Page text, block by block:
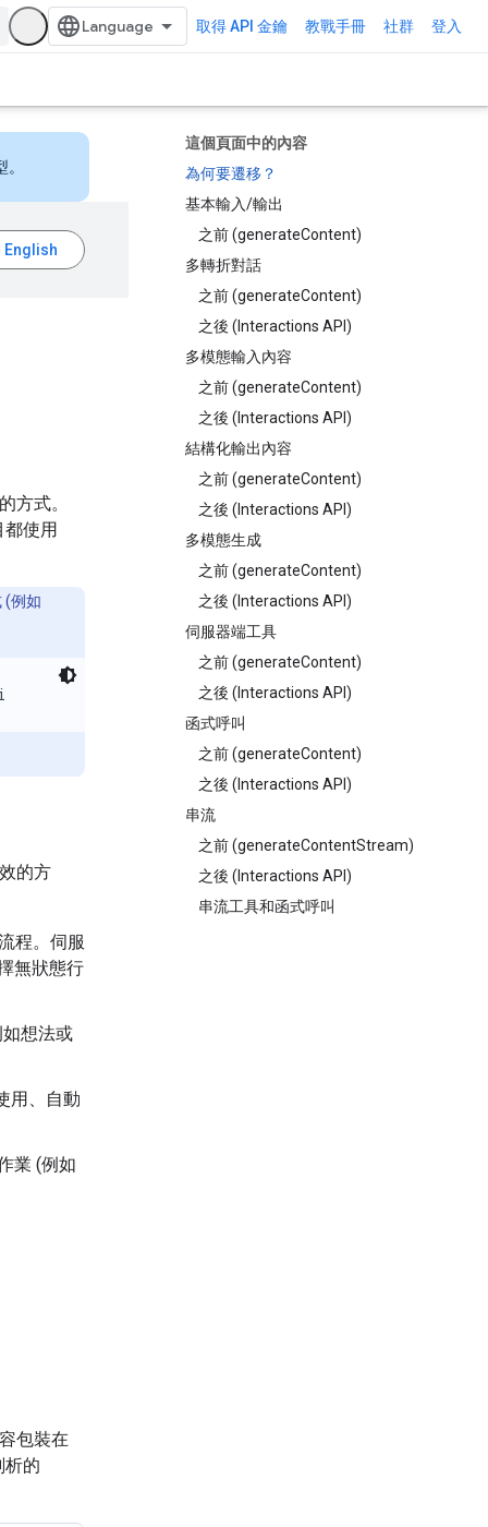
取得 API 金鑰 教戰手冊 社群 登入
這個頁面中的內容
為何要遷移？
基本輸入/輸出
之前 (generateContent)
多轉折對話
之前 (generateContent)
之後 (Interactions API)
多模態輸入內容
之前 (generateContent)
之後 (Interactions API)
結構化輸出內容
之前 (generateContent)
之後 (Interactions API)
多模態生成
之前 (generateContent)
之後 (Interactions API)
伺服器端工具
之前 (generateContent)
之後 (Interactions API)
函式呼叫
之前 (generateContent)
之後 (Interactions API)
串流
之前 (generateContentStream)
之後 (Interactions API)
串流工具和函式呼叫
方式。
都使用
(例如
的方
程。伺服
無狀態行
想法或
用、自動
業 (例如
包裝在
析的